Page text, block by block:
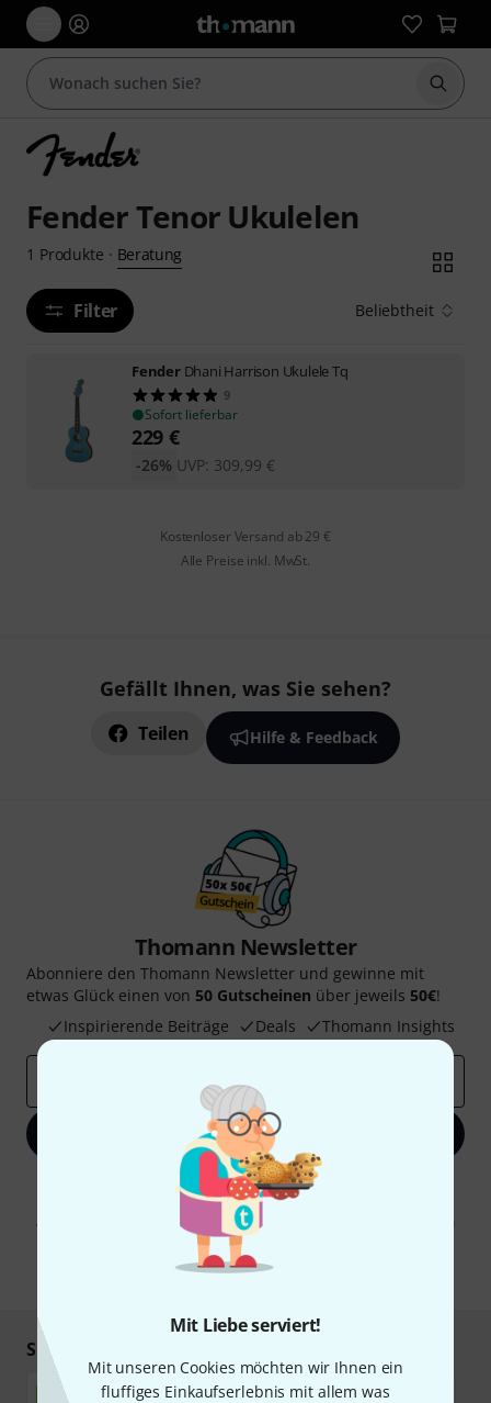
Mit Liebe serviert!
Mit unseren Cookies möchten wir Ihnen ein
fluffiges Einkaufserlebnis mit allem was
Suche
Fender Tenor Ukulelen
1 Produkte · Beratung
Filter Beliebtheit
Fender Dhani Harrison Ukulele Tq
9
Sofort lieferbar
229 €
UVP: 309,99 €
-26%
Kostenloser Versand ab 29 €
Alle Preise inkl. MwSt.
Gefällt Ihnen, was Sie sehen?
Teilen Hilfe & Feedback
Thomann Newsletter
Abonniere den Thomann Newsletter und gewinne mit
etwas Glück einen von 50 Gutscheinen über jeweils 50€!
Inspirierende Beiträge
Deals Thomann Insights
Jetzt anmelden
Mit Klick auf „Jetzt anmelden“ stimmen Sie dem Erhalt von E-Mail-
Werbung und einer Messung des E-Mail-Nutzungsverhaltens zu. Die
Abmeldung ist jederzeit möglich. Weitere Informationen finden Sie in
unserenDatenschutzhinweisen
* Pflichtfeld
Sicher einkaufen & bezahlen